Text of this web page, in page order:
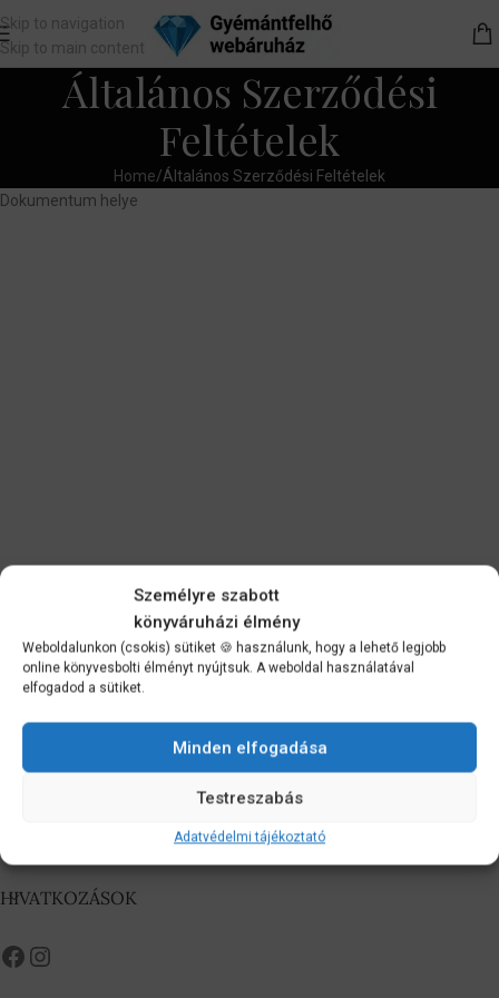
Személyre szabott
könyváruházi élmény
Weboldalunkon (csokis) sütiket 🍪 használunk, hogy a lehető legjobb
online könyvesbolti élményt nyújtsuk. A weboldal használatával
elfogadod a sütiket.
Minden elfogadása
Testreszabás
Adatvédelmi tájékoztató
Skip to navigation
Skip to main content
Általános Szerződési
Feltételek
Home Általános Szerződési Feltételek
Dokumentum helye
HIVATKOZÁSOK